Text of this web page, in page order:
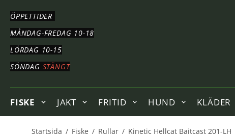
TILL
HUVUDNAVIGERINGHOPPA
TILL
HUVUDINNEHÅLLET
ÖPPETTIDER
MÅNDAG-FREDAG 10-18
LÖRDAG 10-15
SÖNDAG STÄNGT
FISKE JAKT FRITID HUND KLÄDER
Startsida / Fiske / Rullar / Kinetic Hellcat Baitcast 201-LH